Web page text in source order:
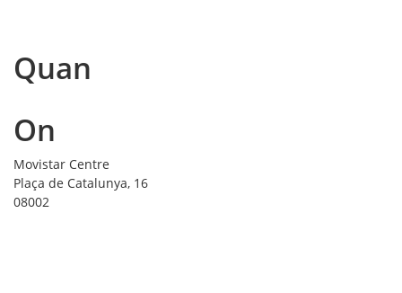
Quan
On
Movistar Centre
Plaça de Catalunya, 16
08002